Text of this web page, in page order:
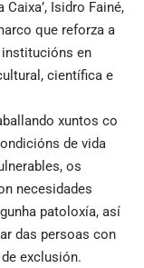
Caixa’, Isidro Fainé,
que reforza a
en
científica e
xuntos co
de vida
os
necesidades
patoloxía, así
das persoas con
exclusión.